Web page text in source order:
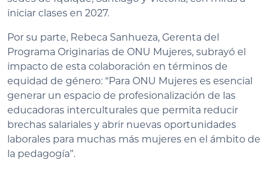
iniciar clases en 2027.
Por su parte, Rebeca Sanhueza, Gerenta del
Programa Originarias de ONU Mujeres, subrayó el
impacto de esta colaboración en términos de
equidad de género: “Para ONU Mujeres es esencial
generar un espacio de profesionalización de las
educadoras interculturales que permita reducir
brechas salariales y abrir nuevas oportunidades
laborales para muchas más mujeres en el ámbito de
la pedagogía”.